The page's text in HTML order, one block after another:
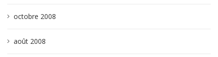
octobre 2008
août 2008